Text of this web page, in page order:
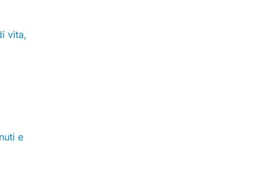
vita,
e